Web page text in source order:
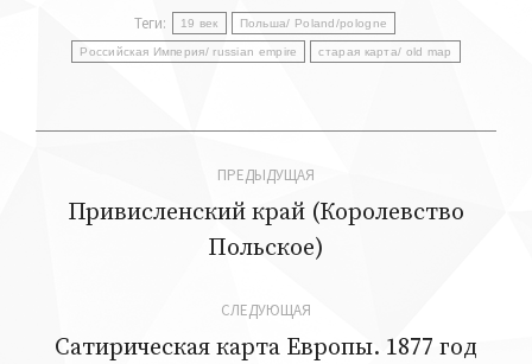
Теги:
19 век Польша/ Poland/pologne
Российская Империя/ russian empire старая карта/ old map
по
ПРЕДЫДУЩАЯ
Предыдущая
запись:
Привисленский край (Королевство
Польское)
СЛЕДУЮЩАЯ
Следующая
Сатирическая карта Европы. 1877 год